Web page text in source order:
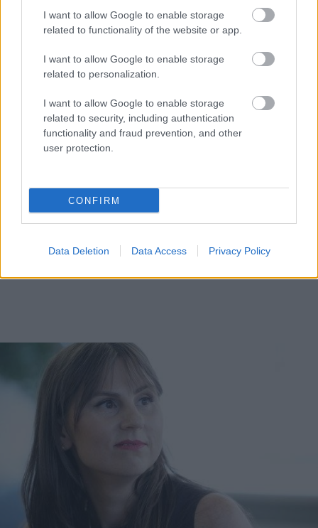
I want to allow Google to enable storage
related to functionality of the website or app.
I want to allow Google to enable storage
related to personalization.
I want to allow Google to enable storage
related to security, including authentication
functionality and fraud prevention, and other
user protection.
CONFIRM
Data Deletion Data Access Privacy Policy